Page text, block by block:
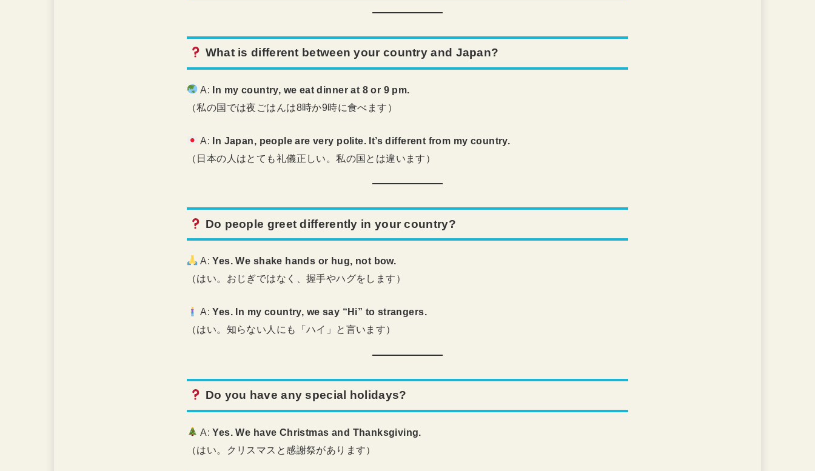
What is different between your country and Japan?
A: In my country, we eat dinner at 8 or 9 pm.
（私の国では夜ごはんは8時か9時に食べます）
A: In Japan, people are very polite. It’s different from my country.
（日本の人はとても礼儀正しい。私の国とは違います）
Do people greet differently in your country?
A:Yes. We shake hands or hug, not bow.
（はい。おじぎではなく、握手やハグをします）
A:Yes. In my country, we say “Hi” to strangers.
（はい。知らない人にも「ハイ」と言います）
Do you have any special holidays?
A:Yes. We have Christmas and Thanksgiving.
（はい。クリスマスと感謝祭があります）